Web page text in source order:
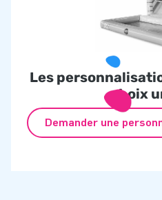
Les
choix
Demander une